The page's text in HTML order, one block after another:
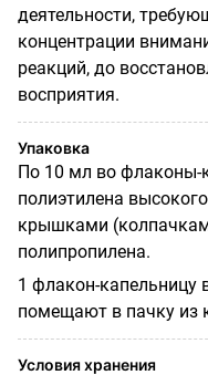
деятельности,
концентрации
реакций, до
восприятия.
Упаковка
По 10 мл во флаконы-
полиэтилена
крышками
полипропилена.
1 флакон-капельницу
помещают в пачку из
Условия хранения